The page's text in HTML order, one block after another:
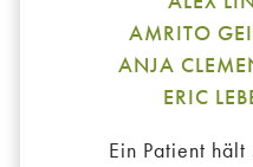
AMRITO
ANJA
ERIC
Ein Patient